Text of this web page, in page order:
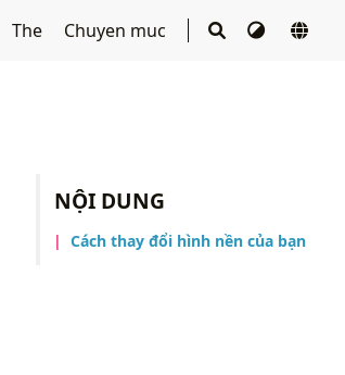
The Chuyen muc
NỘI DUNG
Cách thay đổi hình nền của bạn